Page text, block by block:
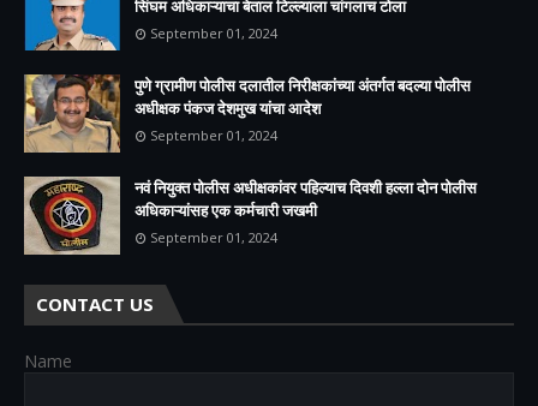
सिंघम अधिकाऱ्याचा बेताल टिल्ल्याला चांगलाच टोला
September 01, 2024
पुणे ग्रामीण पोलीस दलातील निरीक्षकांच्या अंतर्गत बदल्या पोलीस
अधीक्षक पंकज देशमुख यांचा आदेश
September 01, 2024
नवं नियुक्त पोलीस अधीक्षकांवर पहिल्याच दिवशी हल्ला दोन पोलीस
अधिकाऱ्यांसह एक कर्मचारी जखमी
September 01, 2024
CONTACT US
Name